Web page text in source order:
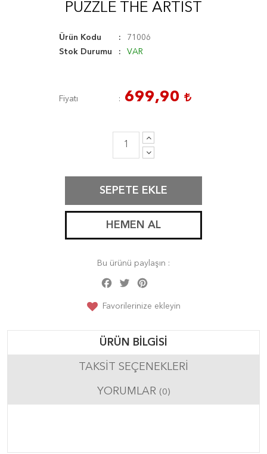
PUZZLE THE ARTIST
Ürün Kodu
71006
Stok Durumu
VAR
Fiyatı 699,90
SEPETE EKLE
HEMEN AL
Bu ürünü paylaşın :
Facebook
Twitter
Favorilerinize ekleyin
ÜRÜN BILGISI
TAKSIT SEÇENEKLERI
YORUMLAR (0)